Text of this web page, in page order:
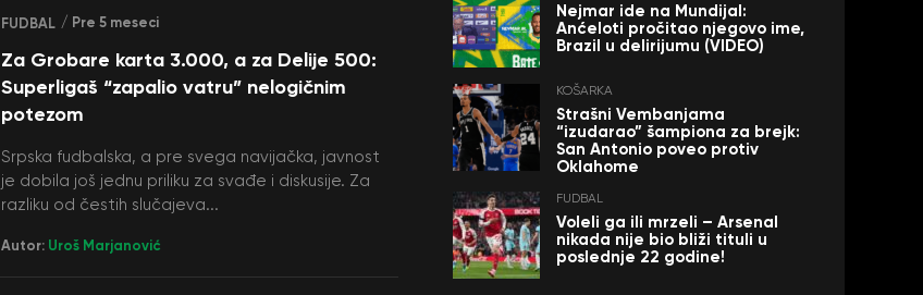
FUDBAL / Pre 5 meseci
Za Grobare karta 3.000, a za Delije 500:
Superligaš “zapalio vatru” nelogičnim
potezom
Srpska fudbalska, a pre svega navijačka, javnost
je dobila još jednu priliku za svađe i diskusije. Za
razliku od čestih slučajeva...
Autor: Uroš Marjanović
Nejmar ide na Mundijal:
Anćeloti pročitao njegovo ime,
Brazil u delirijumu (VIDEO)
KOŠARKA
Strašni Vembanjama
“izudarao” šampiona za brejk:
San Antonio poveo protiv
Oklahome
FUDBAL
Voleli ga ili mrzeli – Arsenal
nikada nije bio bliži tituli u
poslednje 22 godine!